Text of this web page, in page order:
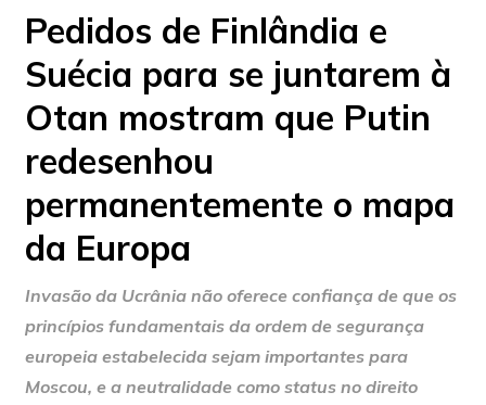
Pedidos de Finlândia e
Suécia para se juntarem à
Otan mostram que Putin
redesenhou
permanentemente o mapa
da Europa
Invasão da Ucrânia não oferece confiança de que os
princípios fundamentais da ordem de segurança
europeia estabelecida sejam importantes para
Moscou, e a neutralidade como status no direito